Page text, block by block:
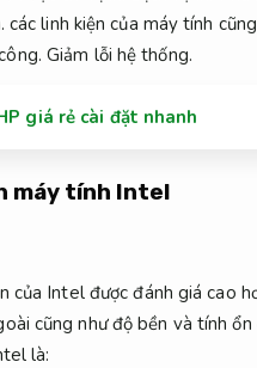
các linh kiện của máy tính
Giảm lỗi hệ thống.
giá rẻ cài đặt nhanh
máy tính Intel
của Intel được đánh giá cao
cũng như độ bền và tính
là: